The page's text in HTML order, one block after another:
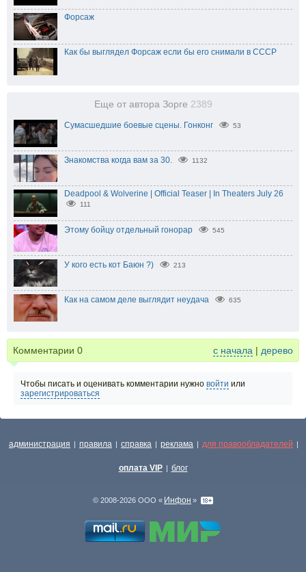
Форсаж
Как бы выглядел Форсаж если бы его снимали в СССР
Еще от автора Зорге 2389
Сумасшедшие боевые сцены. Гонконг 53
Знакомства когда вам за 30. 1132
Deadpool & Wolverine | Official Teaser | In Theaters July 26
111
Этому бойцу отдельный гонорар 545
У кого есть кот Баюн ?) 213
Как на самом деле выглядит неудача 635
Комментарии 0 с начала | дерево
Чтобы писать и оценивать комментарии нужно войти или
зарегистрироваться
администрация | правила | справка | реклама | для правообладателей |
оплата VIP | блог
© 2008-2026 ООО « Инфон »